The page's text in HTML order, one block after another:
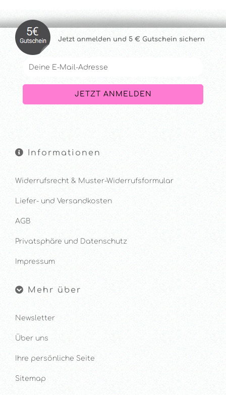
Jetzt anmelden und 5 € Gutschein sichern
Informationen
Widerrufsrecht & Muster-Widerrufsformular
Liefer- und Versandkosten
AGB
Privatsphäre und Datenschutz
Impressum
Mehr über
Newsletter
Über uns
Ihre persönliche Seite
Sitemap